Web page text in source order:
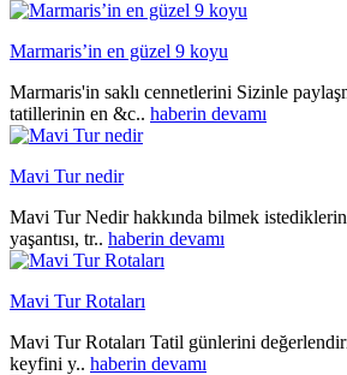
Marmaris’in en güzel 9 koyu
Marmaris'in saklı cennetlerini Sizinle
tatillerinin en &c.. haberin devamı
Mavi Tur nedir
Mavi Tur Nedir hakkında bilmek
yaşantısı, tr.. haberin devamı
Mavi Tur Rotaları
Mavi Tur Rotaları Tatil günlerini
keyfini y.. haberin devamı